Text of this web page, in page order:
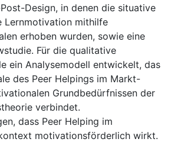
Design, in denen die situative
Lernmotivation mithilfe
erhoben wurden, sowie eine
Für die qualitative
ein Analysemodell entwickelt, das
des Peer Helpings im Markt-
Grundbedürfnissen der
verbindet.
dass Peer Helping im
motivationsförderlich wirkt.